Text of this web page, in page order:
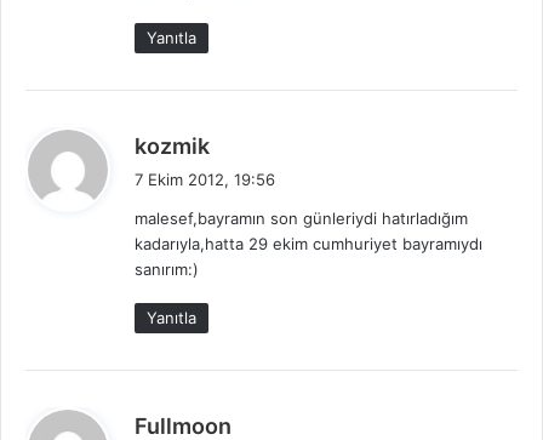
Yanıtla
kozmik
i
k
7 Ekim 2012, 19:56
malesef,bayramın son günleriydi hatırladığım
kadarıyla,hatta 29 ekim cumhuriyet bayramıydı
sanırım:)
Yanıtla
Fullmoon